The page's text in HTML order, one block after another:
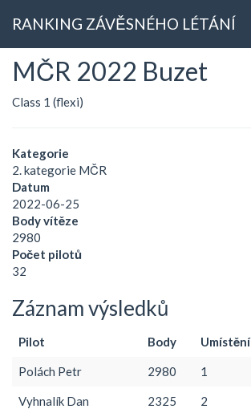
RANKING ZÁVĚSNÉHO LÉTÁNÍ
MČR 2022 Buzet
Class 1 (flexi)
Kategorie
2. kategorie MČR
Datum
2022-06-25
Body vítěze
2980
Počet pilotů
32
Záznam výsledků
Pilot Body Umístění
Polách Petr 2980 1
Vyhnalík Dan 2325 2